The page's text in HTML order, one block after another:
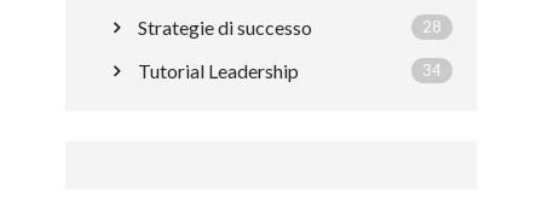
Strategie di successo 28
Tutorial Leadership 34